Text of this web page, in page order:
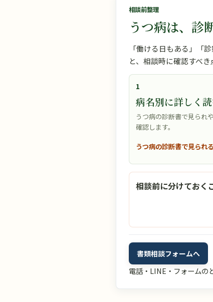
相談前整理
うつ病は、診
「働ける日もある」「
と、相談時に確認すべき
1
病名別に詳しく
うつ病の診断書で見られ
確認します。
うつ病の診断書で見られ
相談前に分けておく
書類相談フォームへ
電話・LINE・フォームの